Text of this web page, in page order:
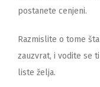
postanete cenjeni.
Razmislite o tome
zauzvrat, i vodite se
liste želja.